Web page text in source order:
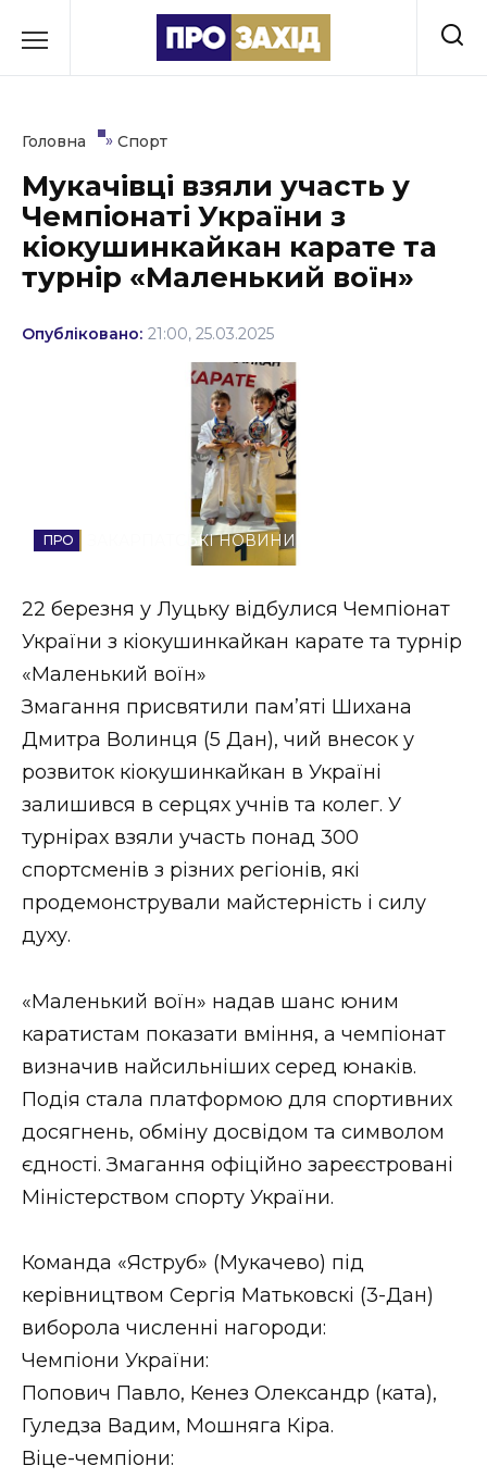
до
Культура
Освіта
Втрачений Ужгород
Втрачений Ужгород (відеоверсія)
ЗАКАРПАТСЬКІ НОВИНИ
НОВИНИ ЗАХІДНОЇ УКРАЇНИ
ФОТО
Головна » Спорт
Мукачівці взяли участь у
Чемпіонаті України з
кіокушинкайкан карате та
турнір «Маленький воїн»
Опубліковано: 21:00, 25.03.2025
ЗАКАРПАТСЬКІ НОВИНИ
22 березня у Луцьку відбулися Чемпіонат
України з кіокушинкайкан карате та турнір
«Маленький воїн»
Змагання присвятили пам’яті Шихана
Дмитра Волинця (5 Дан), чий внесок у
розвиток кіокушинкайкан в Україні
залишився в серцях учнів та колег. У
турнірах взяли участь понад 300
спортсменів з різних регіонів, які
продемонстрували майстерність і силу
духу.
«Маленький воїн» надав шанс юним
каратистам показати вміння, а чемпіонат
визначив найсильніших серед юнаків.
Подія стала платформою для спортивних
досягнень, обміну досвідом та символом
єдності. Змагання офіційно зареєстровані
Міністерством спорту України.
Команда «Яструб» (Мукачево) під
керівництвом Сергія Матьковскі (3-Дан)
виборола численні нагороди:
Чемпіони України:
Попович Павло, Кенез Олександр (ката),
Гуледза Вадим, Мошняга Кіра.
Віце-чемпіони: